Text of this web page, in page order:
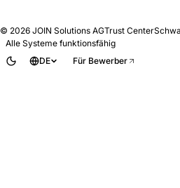
© 2026 JOIN Solutions AGTrust Center
Alle Systeme funktionsfähig
DE
Für Bewerber